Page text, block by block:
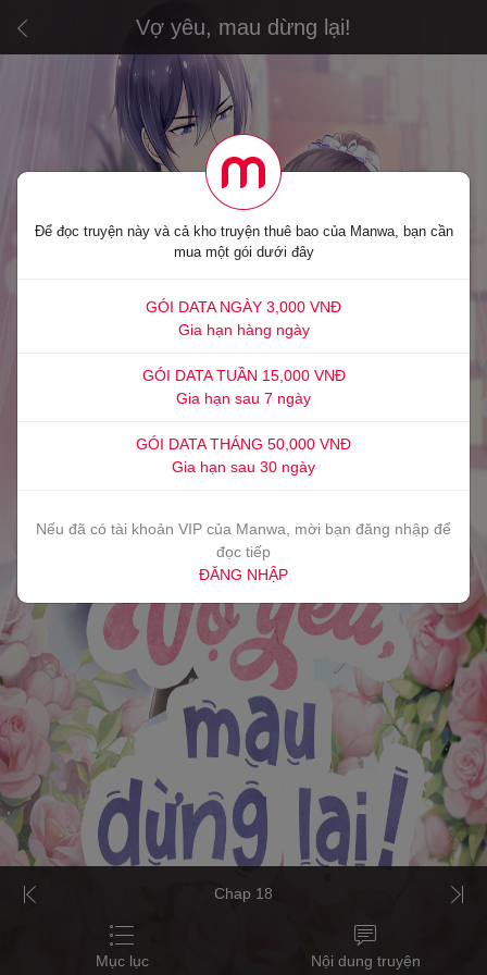
Vợ yêu, mau dừng lại!
Chap 18
Mục lục Nội dung truyện
Để đọc truyện này và cả kho truyện thuê bao của Manwa, bạn cần
mua một gói dưới đây
GÓI DATA NGÀY 3,000 VNĐ
Gia hạn hàng ngày
GÓI DATA TUẦN 15,000 VNĐ
Gia hạn sau 7 ngày
GÓI DATA THÁNG 50,000 VNĐ
Gia hạn sau 30 ngày
Nếu đã có tài khoản VIP của Manwa, mời bạn đăng nhập để
đọc tiếp
ĐĂNG NHẬP